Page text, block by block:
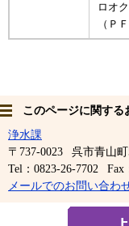
ロオ
（Ｐ
このページに関する
浄水課
〒737-0023
呉市青山
Tel：0823-26-7702
Fax
メールでのお問い合わ